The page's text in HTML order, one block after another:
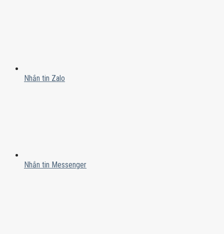
Nhắn tin Zalo
Nhắn tin Messenger